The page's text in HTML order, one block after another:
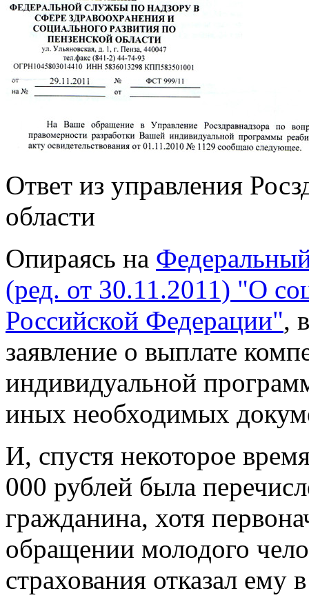
Ответ из управления
области
Опираясь на
(ред. от 30.11.2011) "О
Российской Федерации",
заявление о выплате
индивидуальной
иных необходимых
И, спустя некоторое
000 рублей была
гражданина, хотя
обращении молодого
страхования отказал ему